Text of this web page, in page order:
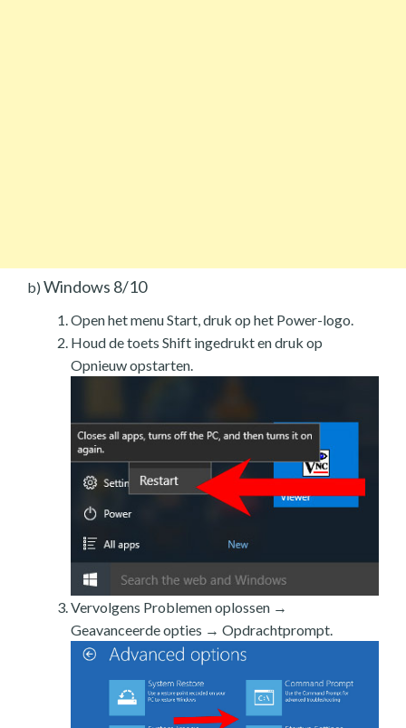
b) Windows 8/10
Open het menu Start, druk op het Power-logo.
Houd de toets Shift ingedrukt en druk op
Opnieuw opstarten.
Vervolgens Problemen oplossen →
Geavanceerde opties → Opdrachtprompt.